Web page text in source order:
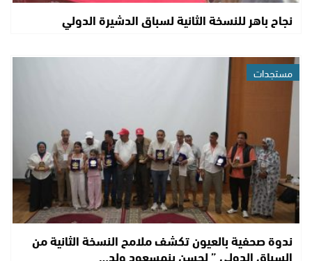
نجاح باهر للنسخة الثانية لسباق الدشيرة الدولي
مستجدات
ندوة صحفية بالعيون تكشف ملامح النسخة الثانية من
السباق الدولي ” لحسن بنمسعود ولد…